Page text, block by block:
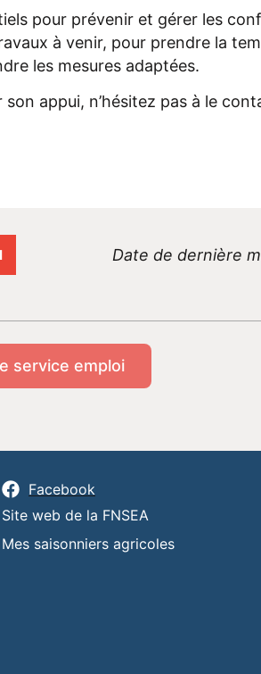
pour prévenir et gérer les
à venir, pour prendre la
les mesures adaptées.
appui, n’hésitez pas à le
Date de dernière
service emploi
Facebook
Site web de la FNSEA
Mes saisonniers agricoles